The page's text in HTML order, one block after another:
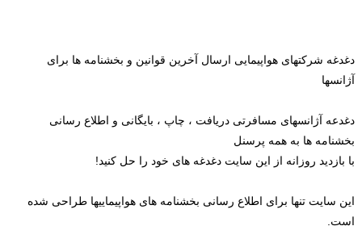
دغدغه شرکتهای هواپیمایی ارسال آخرین قوانین و بخشنامه ها برای
آژانسها
دغدعه آژانسهای مسافرتی دریافت ، چاپ ، بایگانی و اطلاع رسانی
بخشنامه ها به همه پرسنل
با بازدید روزانه از این سایت دغدغه های خود را حل کنید!
این سایت تنها برای اطلاع رسانی بخشنامه های هواپیماییها طراحی شده
است.